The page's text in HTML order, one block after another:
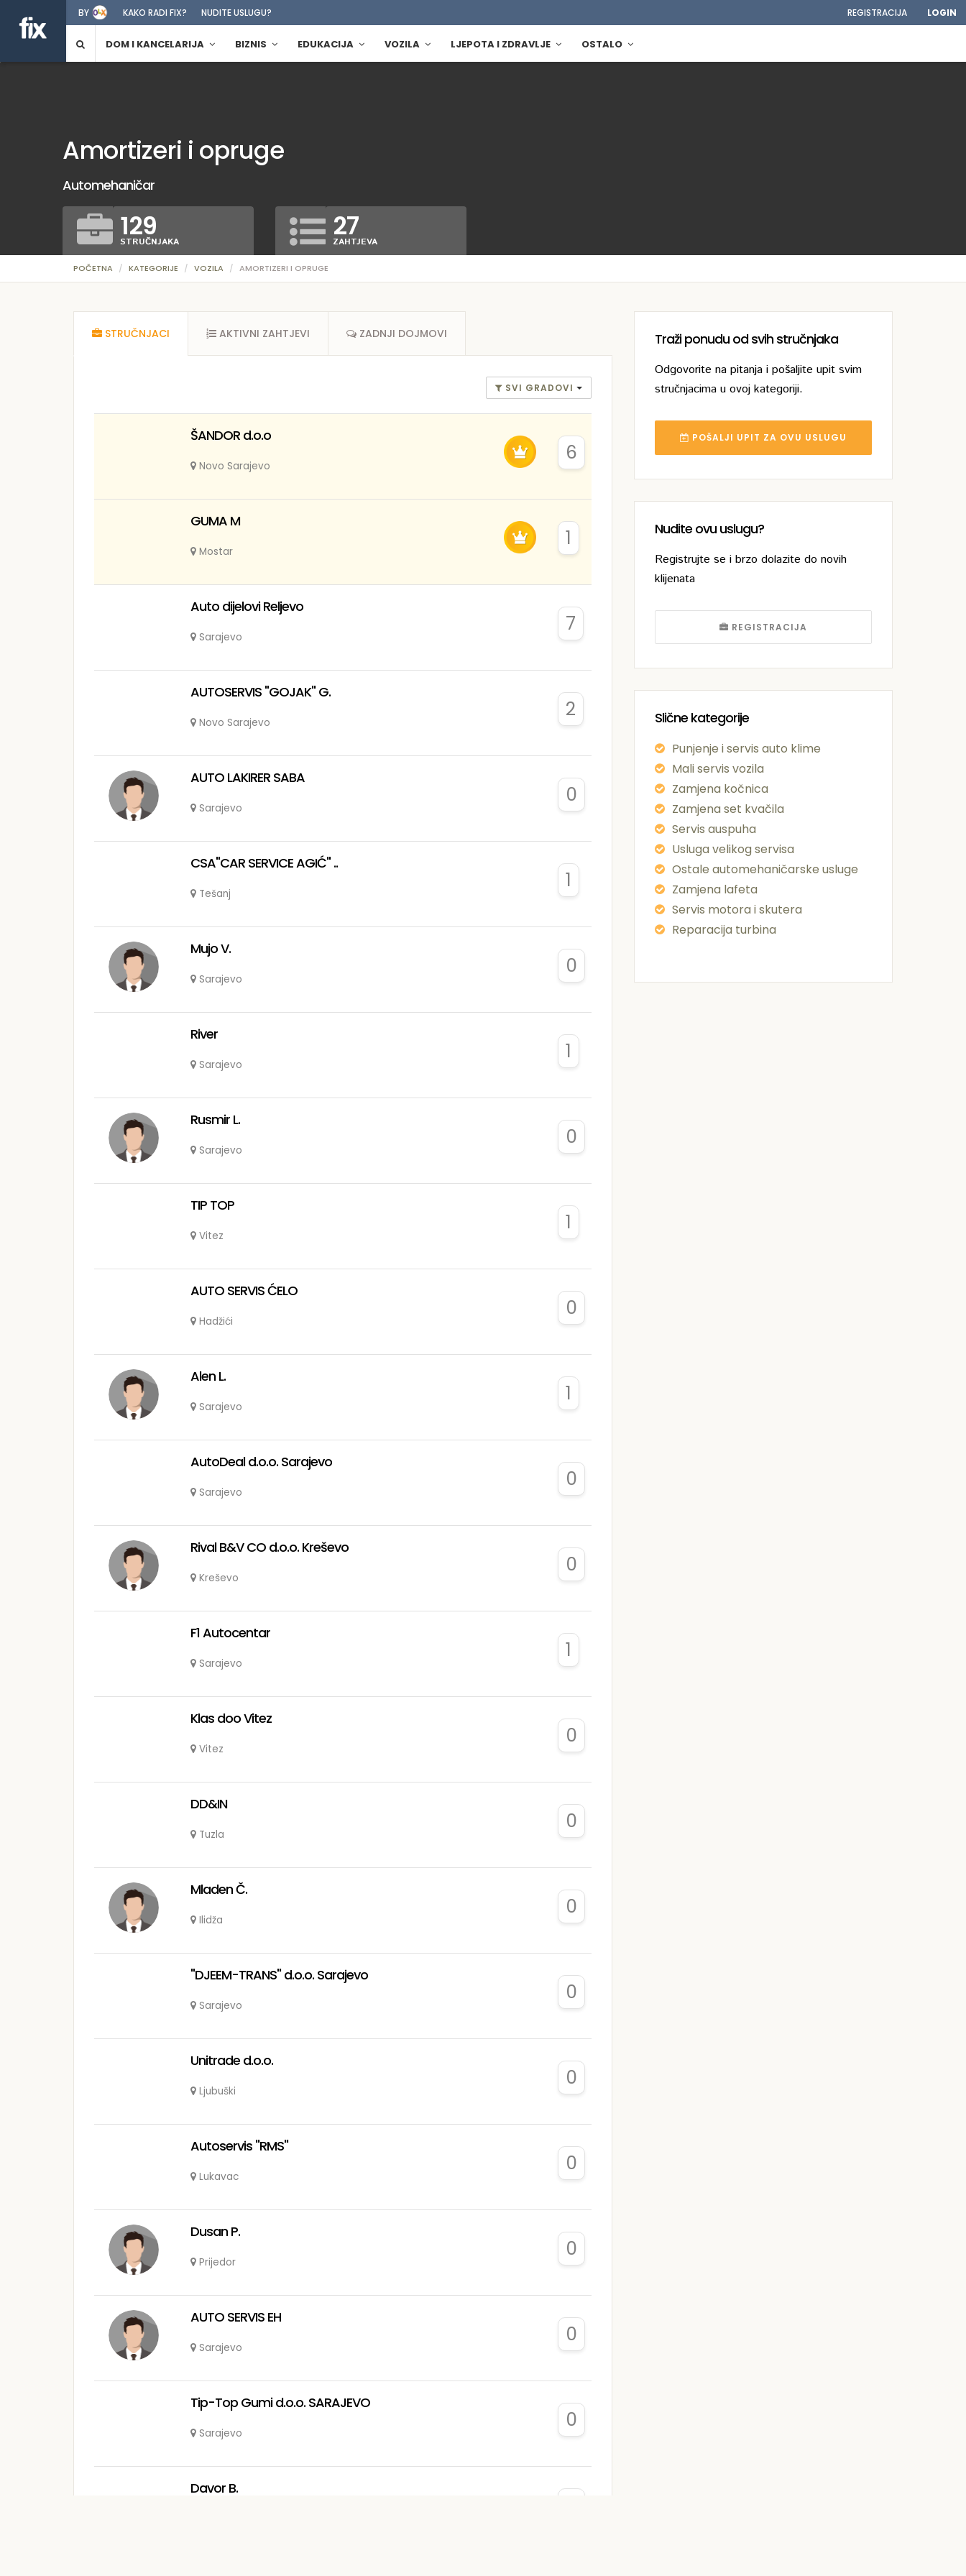
BY KAKO RADI FIX? NUDITE USLUGU? REGISTRACIJA LOGIN
DOM I KANCELARIJA BIZNIS EDUKACIJA VOZILA LJEPOTA I ZDRAVLJE OSTALO
POČETNA KATEGORIJE VOZILA AMORTIZERI I OPRUGE
Amortizeri i opruge
Automehaničar
129
STRUČNJAKA 27
ZAHTJEVA
Traži ponudu od svih stručnjaka
Odgovorite na pitanja i pošaljite upit svim
stručnjacima u ovoj kategoriji.
POŠALJI UPIT ZA OVU USLUGU
Nudite ovu uslugu?
Registrujte se i brzo dolazite do novih
klijenata
REGISTRACIJA
Slične kategorije
Punjenje i servis auto klime
Mali servis vozila
Zamjena kočnica
Zamjena set kvačila
Servis auspuha
Usluga velikog servisa
Ostale automehaničarske usluge
Zamjena lafeta
Servis motora i skutera
Reparacija turbina
STRUČNJACI AKTIVNI ZAHTJEVI ZADNJI DOJMOVI
SVI GRADOVI
ŠANDOR d.o.o
Novo Sarajevo
6
GUMA M
Mostar
1
Auto dijelovi Reljevo
Sarajevo
7
AUTOSERVIS "GOJAK" G.
Novo Sarajevo
2
AUTO LAKIRER SABA
Sarajevo
0
CSA"CAR SERVICE AGIĆ" ..
Tešanj
1
Mujo V.
Sarajevo
0
River
Sarajevo
1
Rusmir L.
Sarajevo
0
TIP TOP
Vitez
1
AUTO SERVIS ĆELO
Hadžići
0
Alen L.
Sarajevo
1
AutoDeal d.o.o. Sarajevo
Sarajevo
0
Rival B&V CO d.o.o. Kreševo
Kreševo
0
F1 Autocentar
Sarajevo
1
Klas doo Vitez
Vitez
0
DD&IN
Tuzla
0
Mladen Č.
Ilidža
0
"DJEEM-TRANS" d.o.o. Sarajevo
Sarajevo
0
Unitrade d.o.o.
Ljubuški
0
Autoservis "RMS"
Lukavac
0
Dusan P.
Prijedor
0
AUTO SERVIS EH
Sarajevo
0
Tip-Top Gumi d.o.o. SARAJEVO
Sarajevo
0
Davor B.